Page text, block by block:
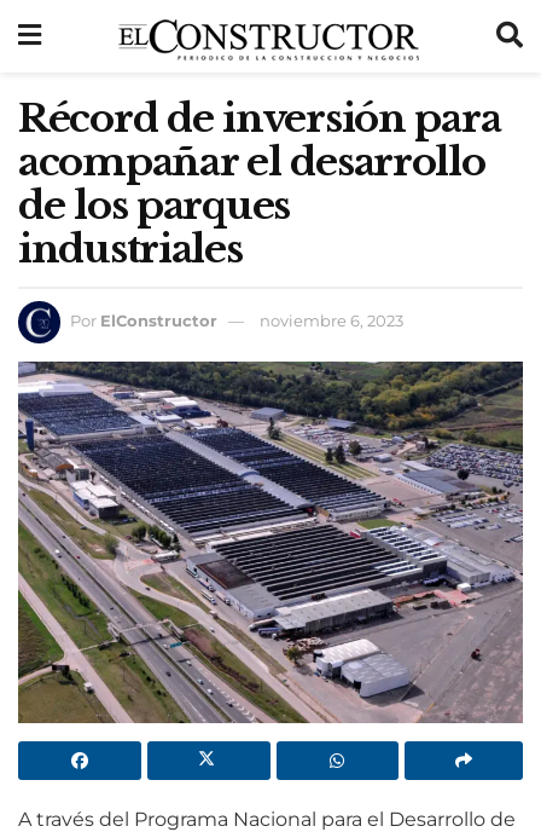
Récord de inversión para
acompañar el desarrollo
de los parques
industriales
Por ElConstructor noviembre 6, 2023
A través del Programa Nacional para el Desarrollo de